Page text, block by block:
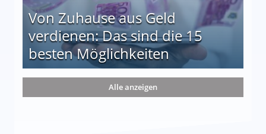
Von Zuhause aus Geld
verdienen: Das sind die 15
besten Möglichkeiten
die 15 besten Möglichkeiten
Alle anzeigen